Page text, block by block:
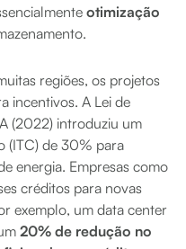
otimização
regiões, os projetos
incentivos. A Lei de
(2022) introduziu um
(ITC) de 30% para
energia. Empresas como
créditos para novas
exemplo, um data center
20% de redução no